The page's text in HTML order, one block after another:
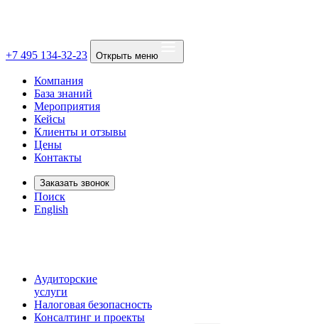
+7 495 134-32-23 Открыть меню
Компания
База знаний
Мероприятия
Кейсы
Клиенты и отзывы
Цены
Контакты
Заказать звонок
Поиск
English
Аудиторские
услуги
Налоговая безопасность
Консалтинг и проекты